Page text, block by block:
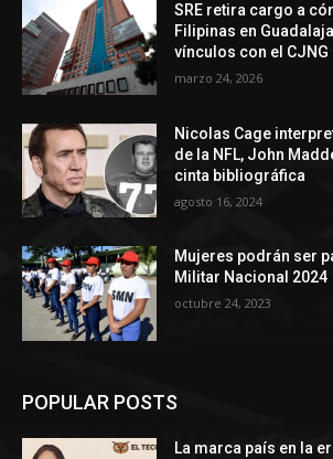
SRE retira cargo a
Filipinas en
vínculos con el CJNG
marzo 24, 2026
Nicolas Cage
de la NFL, John
cinta bibliográfica
agosto 16, 2024
Mujeres podrán ser
Militar Nacional 2024
octubre 24, 2023
POPULAR POSTS
La marca país en la